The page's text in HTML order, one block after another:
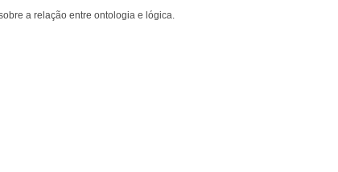
a relação entre ontologia e lógica.